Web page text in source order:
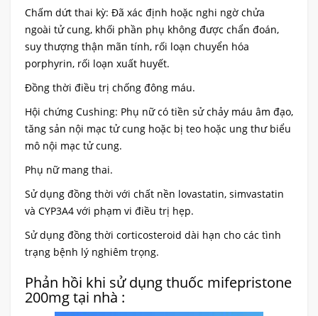
Chấm dứt thai kỳ: Đã xác định hoặc nghi ngờ chửa
ngoài tử cung, khối phần phụ không được chẩn đoán,
suy thượng thận mãn tính, rối loạn chuyển hóa
porphyrin, rối loạn xuất huyết.
Đồng thời điều trị chống đông máu.
Hội chứng Cushing: Phụ nữ có tiền sử chảy máu âm đạo,
tăng sản nội mạc tử cung hoặc bị teo hoặc ung thư biểu
mô nội mạc tử cung.
Phụ nữ mang thai.
Sử dụng đồng thời với chất nền lovastatin, simvastatin
và CYP3A4 với phạm vi điều trị hẹp.
Sử dụng đồng thời corticosteroid dài hạn cho các tình
trạng bệnh lý nghiêm trọng.
Phản hồi khi sử dụng thuốc mifepristone
200mg tại nhà :